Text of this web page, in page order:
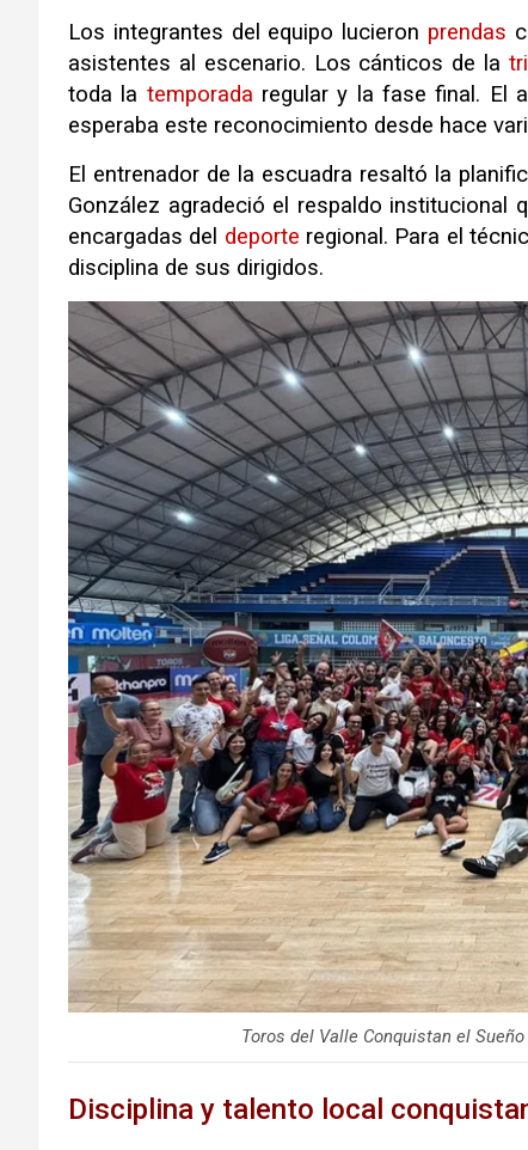
Los integrantes del equipo lucieron prendas
asistentes al escenario. Los cánticos de la
toda la temporada regular y la fase final. El
esperaba este reconocimiento desde hace
El entrenador de la escuadra resaltó la
González agradeció el respaldo institucional
encargadas del deporte regional. Para el
disciplina de sus dirigidos.
Toros del Valle Conquistan el
Disciplina y talento local